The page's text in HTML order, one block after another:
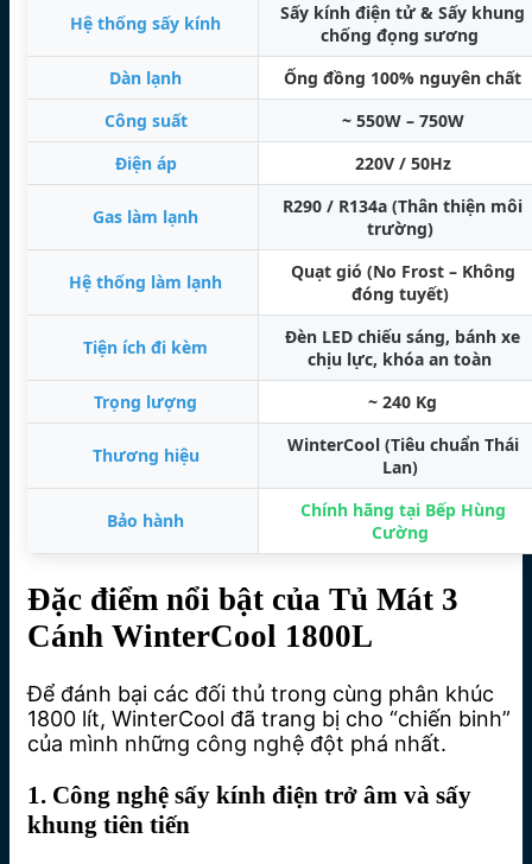
Hệ thống sấy kính
Sấy kính điện tử & Sấy khung
chống đọng sương
Dàn lạnh
Ống đồng 100% nguyên chất
Công suất
~ 550W – 750W
Điện áp
220V / 50Hz
Gas làm lạnh
R290 / R134a (Thân thiện môi
trường)
Hệ thống làm lạnh
Quạt gió (No Frost – Không
đóng tuyết)
Tiện ích đi kèm
Đèn LED chiếu sáng, bánh xe
chịu lực, khóa an toàn
Trọng lượng
~ 240 Kg
Thương hiệu
WinterCool (Tiêu chuẩn Thái
Lan)
Bảo hành
Chính hãng tại Bếp Hùng
Cường
Đặc điểm nổi bật của Tủ Mát 3
Cánh WinterCool 1800L
Để đánh bại các đối thủ trong cùng phân khúc
1800 lít, WinterCool đã trang bị cho “chiến binh”
của mình những công nghệ đột phá nhất.
1. Công nghệ sấy kính điện trở âm và sấy
khung tiên tiến